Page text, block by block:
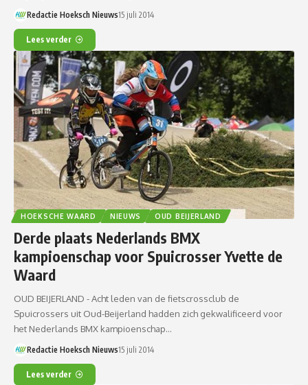
Redactie Hoeksch Nieuws15 juli 2014
Lees verder
HOEKSCHE WAARD NIEUWS OUD BEIJERLAND
Derde plaats Nederlands BMX
kampioenschap voor Spuicrosser Yvette de
Waard
OUD BEIJERLAND - Acht leden van de fietscrossclub de
Spuicrossers uit Oud-Beijerland hadden zich gekwalificeerd voor
het Nederlands BMX kampioenschap…
Redactie Hoeksch Nieuws15 juli 2014
Lees verder